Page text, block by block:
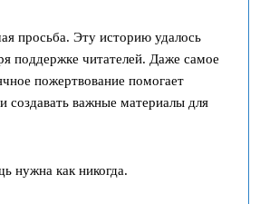
просьба. Эту историю удалось
поддержке читателей. Даже самое
пожертвование помогает
создавать важные материалы для
нужна как никогда.